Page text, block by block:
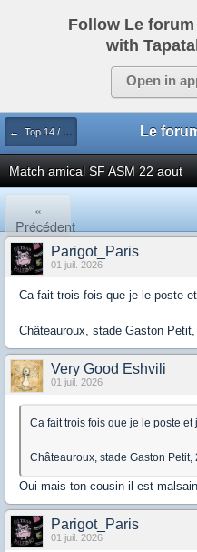
Follow Le
with
Open in
← Top 14 / Pro D2
Match amical SF ASM 22 aout
«
Précédent
Parigot_Paris
01 juil. 2026
Ca fait trois fois que je le poste
Châteauroux, stade Gaston
Very Good Eshvili
01 juil. 2026
Ca fait trois fois que je le poste
Châteauroux, stade Gaston Petit,
Oui mais ton cousin il est malsain
Parigot_Paris
01 juil. 2026